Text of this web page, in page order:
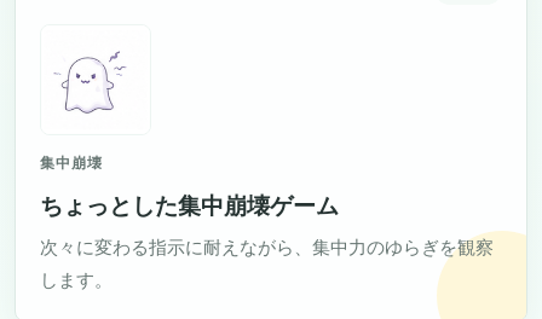
集中崩壊
ちょっとした集中崩壊ゲーム
次々に変わる指示に耐えながら、集中力のゆらぎを観察
します。